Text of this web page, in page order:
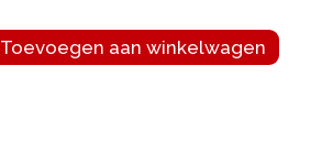
Toevoegen aan winkelwagen